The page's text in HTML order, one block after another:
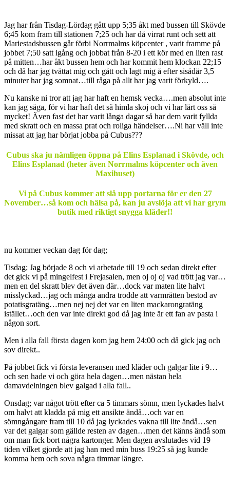
Jag har från Tisdag-Lördag gått upp 5;35 åkt med bussen till Skövde
6;45 kom fram till stationen 7;25 och har då virrat runt och sett att
Mariestadsbussen går förbi Norrmalms köpcenter , varit framme på
jobbet 7;50 satt igång och jobbat från 8-20 i ett kör med en liten rast
på mitten…har åkt bussen hem och har kommit hem klockan 22;15
och då har jag tvättat mig och gått och lagt mig å efter sisådär 3,5
minuter har jag somnat…till råga på allt har jag varit förkyld….
Nu kanske ni tror att jag har haft en hemsk vecka….men absolut inte
kan jag säga, för vi har haft det så himla skoj och vi har lärt oss så
mycket! Även fast det har varit långa dagar så har dem varit fyllda
med skratt och en massa prat och roliga händelser….Ni har väll inte
missat att jag har börjat jobba på Cubus???
Cubus ska ju nämligen öppna på Elins Esplanad i Skövde, och
Elins Esplanad (heter även Norrmalms köpcenter och även
Maxihuset)
Vi på Cubus kommer att slå upp portarna för er den 27
November…så kom och hälsa på, kan ju avslöja att vi har grym
butik med riktigt snygga kläder!!
nu kommer veckan dag för dag;
Tisdag; Jag började 8 och vi arbetade till 19 och sedan direkt efter
det gick vi på mingelfest i Frejasalen, men oj oj oj vad trött jag var…
men en del skratt blev det även där…dock var maten lite halvt
misslyckad…jag och många andra trodde att varmrätten bestod av
potatisgratäng…men nej nej det var en liten mackarongratäng
istället…och den var inte direkt god då jag inte är ett fan av pasta i
någon sort.
Men i alla fall första dagen kom jag hem 24:00 och då gick jag och
sov direkt..
På jobbet fick vi första leveransen med kläder och galgar lite i 9…
och sen hade vi och göra hela dagen…men nästan hela
damavdelningen blev galgad i alla fall..
Onsdag; var något trött efter ca 5 timmars sömn, men lyckades halvt
om halvt att kladda på mig ett ansikte ändå…och var en
sömngångare fram till 10 då jag lyckades vakna till lite ändå…sen
var det galgar som gällde resten av dagen…men det känns ändå som
om man fick bort några kartonger. Men dagen avslutades vid 19
tiden vilket gjorde att jag han med min buss 19:25 så jag kunde
komma hem och sova några timmar längre.